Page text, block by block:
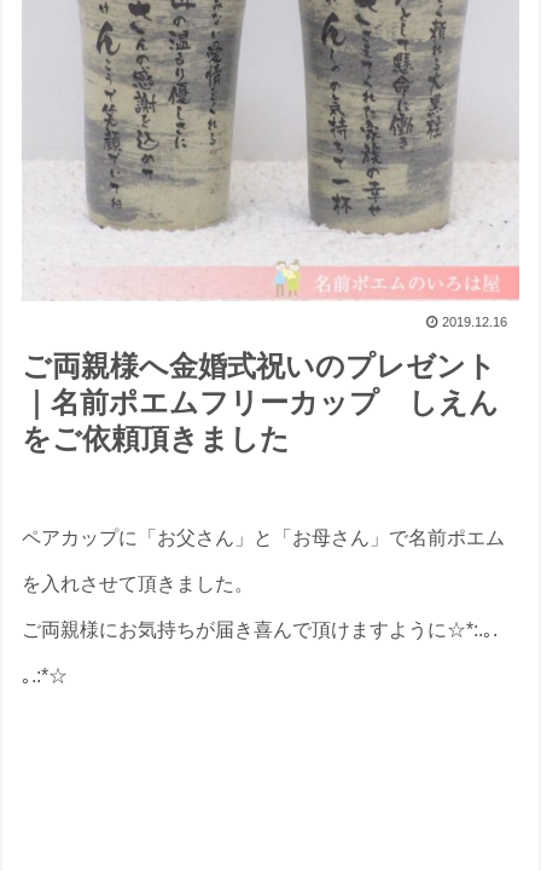
2019.12.16
ご両親様へ金婚式祝いのプレゼント
｜名前ポエムフリーカップ しえん
をご依頼頂きました
ペアカップに「お父さん」と「お母さん」で名前ポエム
を入れさせて頂きました。
ご両親様にお気持ちが届き喜んで頂けますように☆*:.｡.
｡.:*☆